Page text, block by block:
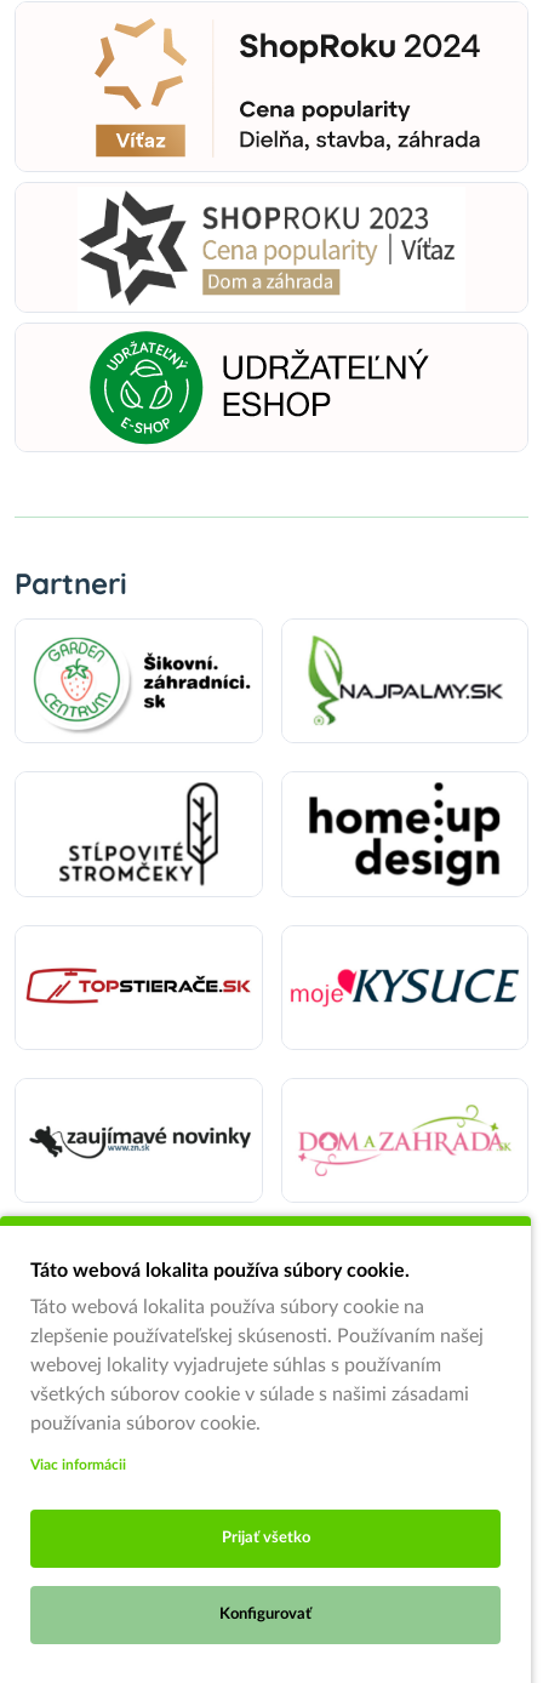
Partneri
Táto webová lokalita používa súbory cookie.
Táto webová lokalita používa súbory cookie na
zlepšenie používateľskej skúsenosti. Používaním našej
webovej lokality vyjadrujete súhlas s používaním
všetkých súborov cookie v súlade s našimi zásadami
používania súborov cookie.
Viac informácii
Prijať všetko
Konfigurovať